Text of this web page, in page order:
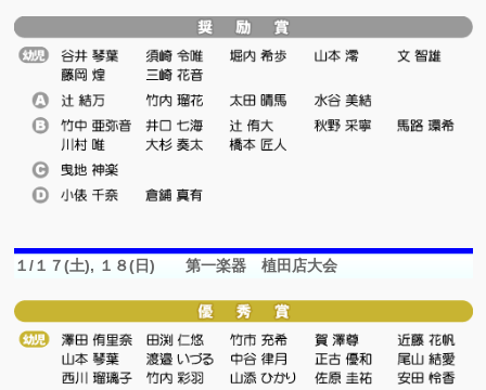
１/１７(土), １８(日) 第一楽器 植田店大会